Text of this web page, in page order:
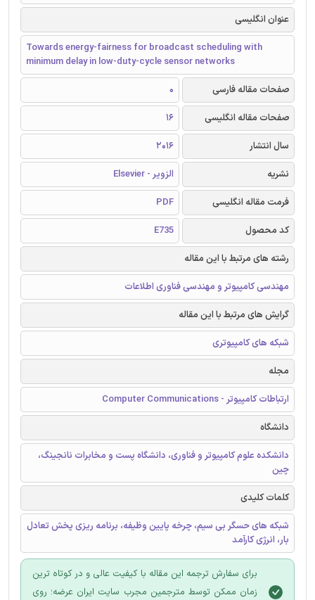
عنوان انگلیسی
Towards energy-fairness for broadcast scheduling with
minimum delay in low-duty-cycle sensor networks
صفحات مقاله فارسی
0
صفحات مقاله انگلیسی
16
سال انتشار
2016
نشریه
الزویر - Elsevier
فرمت مقاله انگلیسی
PDF
کد محصول
E735
رشته های مرتبط با این مقاله
مهندسی کامپیوتر و مهندسی فناوری اطلاعات
گرایش های مرتبط با این مقاله
شبکه های کامپیوتری
مجله
ارتباطات کامپیوتر - Computer Communications
دانشگاه
دانشکده علوم کامپیوتر و فناوری، دانشگاه پست و مخابرات نانجینگ،
چین
کلمات کلیدی
شبکه های حسگر بی سیم، چرخه پایین وظیفه، برنامه ریزی پخش تعادل
بار، انرژی کارآمد
برای سفارش ترجمه این مقاله با کیفیت عالی و در کوتاه ترین
زمان ممکن توسط مترجمین مجرب سایت ایران عرضه؛ روی